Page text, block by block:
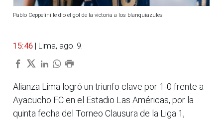
Pablo Ceppelini le dio el gol de la victoria a los blanquiazules
15:46 | Lima, ago. 9.
Alianza Lima logró un triunfo clave por 1-0 frente a
Ayacucho FC en el Estadio Las Américas, por la
quinta fecha del Torneo Clausura de la Liga 1,